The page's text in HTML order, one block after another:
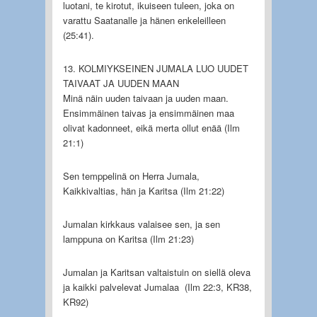
luotani, te kirotut, ikuiseen tuleen, joka on
varattu Saatanalle ja hänen enkeleilleen
(25:41).
13. KOLMIYKSEINEN JUMALA LUO UUDET
TAIVAAT JA UUDEN MAAN
Minä näin uuden taivaan ja uuden maan.
Ensimmäinen taivas ja ensimmäinen maa
olivat kadonneet, eikä merta ollut enää (Ilm
21:1)
Sen temppelinä on Herra Jumala,
Kaikkivaltias, hän ja Karitsa (Ilm 21:22)
Jumalan kirkkaus valaisee sen, ja sen
lamppuna on Karitsa (Ilm 21:23)
Jumalan ja Karitsan valtaistuin on siellä oleva
ja kaikki palvelevat Jumalaa (Ilm 22:3, KR38,
KR92)